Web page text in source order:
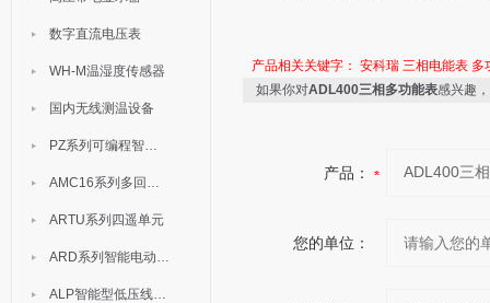
数字直流电压表
WH-M温湿度传感器
国内无线测温设备
PZ系列可编程智能表
AMC16系列多回路监控装置
ARTU系列四遥单元
ARD系列智能电动机保护器
ALP智能型低压线路保护装置
产品相关关键字： 安科瑞 三相电能表 多
如果你对ADL400三相多功能表感兴趣
产品：
您的单位：